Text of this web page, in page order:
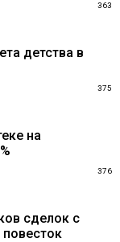
363
детства в
375
на
376
сделок с